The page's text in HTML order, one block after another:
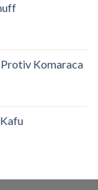
Komaraca